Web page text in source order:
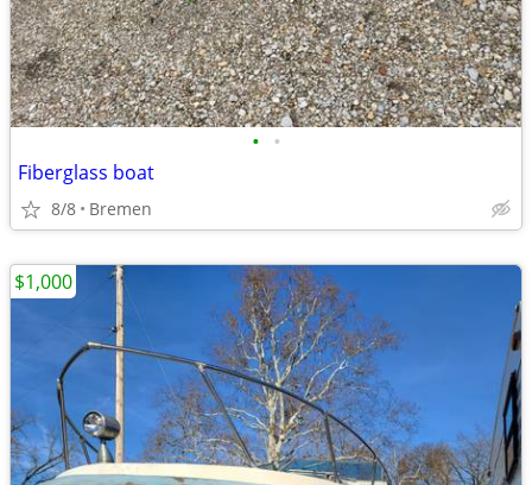
• •
Fiberglass boat
8/8 Bremen
$1,000